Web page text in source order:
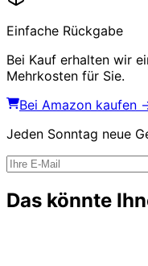
Einfache Rückgabe
Bei Kauf erhalten wir
Mehrkosten für Sie.
Bei Amazon kaufen
Jeden Sonntag neue
Das könnte